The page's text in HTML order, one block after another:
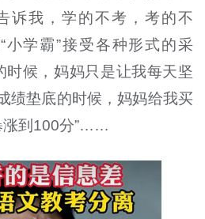
诉我，学的不考，考的不
小学霸”接受各种形式的采
时候，妈妈只是让我每天坚
绩垫底的时候，妈妈给我买
到 100分”……